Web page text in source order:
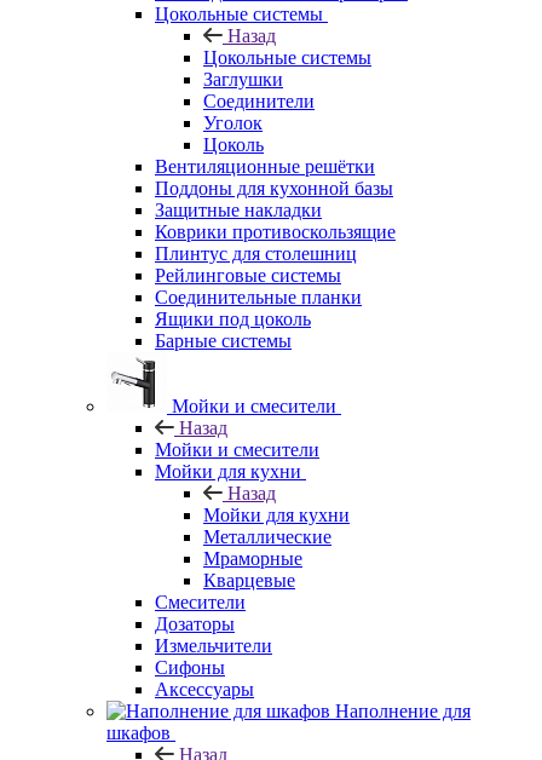
Цокольные системы
Назад
Цокольные системы
Заглушки
Соединители
Уголок
Цоколь
Вентиляционные решётки
Поддоны для кухонной базы
Защитные накладки
Коврики противоскользящие
Плинтус для столешниц
Рейлинговые системы
Соединительные планки
Ящики под цоколь
Барные системы
Мойки и смесители
Назад
Мойки и смесители
Мойки для кухни
Назад
Мойки для кухни
Металлические
Мраморные
Кварцевые
Смесители
Дозаторы
Измельчители
Сифоны
Аксессуары
Наполнение для
шкафов
Назад